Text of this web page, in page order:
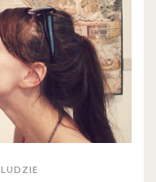
LUDZIE